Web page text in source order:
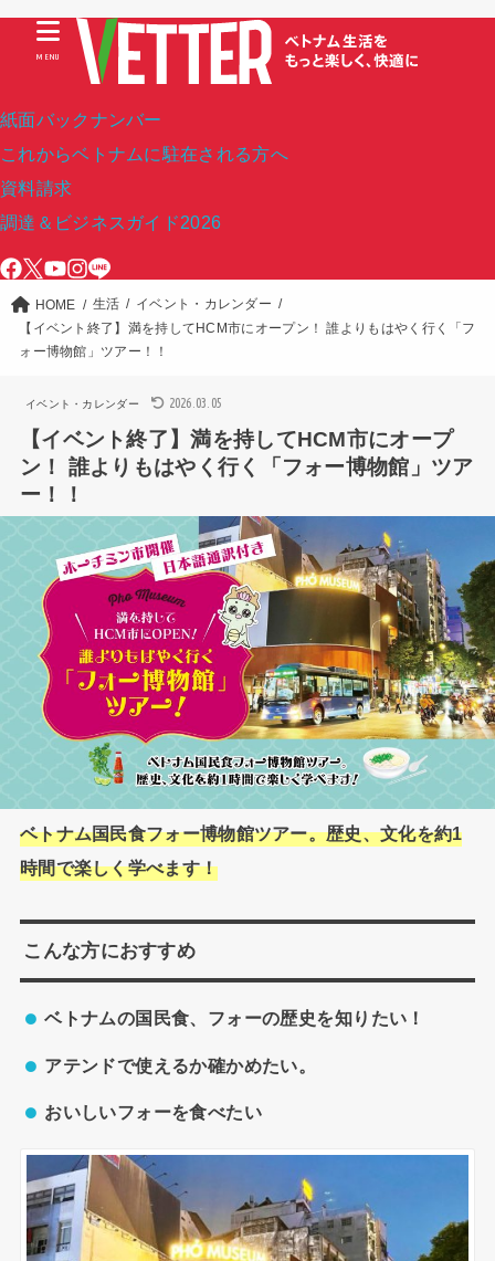
紙面バックナンバー
これからベトナムに駐在される方へ
資料請求
調達＆ビジネスガイド2026
MENU
HOME 生活
イベント・カレンダー
【イベント終了】満を持してHCM市にオープン！ 誰よりもはやく行く「フ
ォー博物館」ツアー！！
イベント・カレンダー 2026.03.05
【イベント終了】満を持してHCM市にオープ
ン！ 誰よりもはやく行く「フォー博物館」ツア
ー！！
ベトナム国民食フォー博物館ツアー。歴史、文化を約1
時間で楽しく学べます！
こんな方におすすめ
ベトナムの国民食、フォーの歴史を知りたい！
アテンドで使えるか確かめたい。
おいしいフォーを食べたい